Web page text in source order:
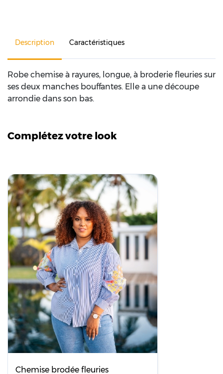
Description Caractéristiques
Robe chemise à rayures, longue, à broderie fleuries sur
ses deux manches bouffantes. Elle a une découpe
arrondie dans son bas.
Complétez votre look
Chemise brodée fleuries